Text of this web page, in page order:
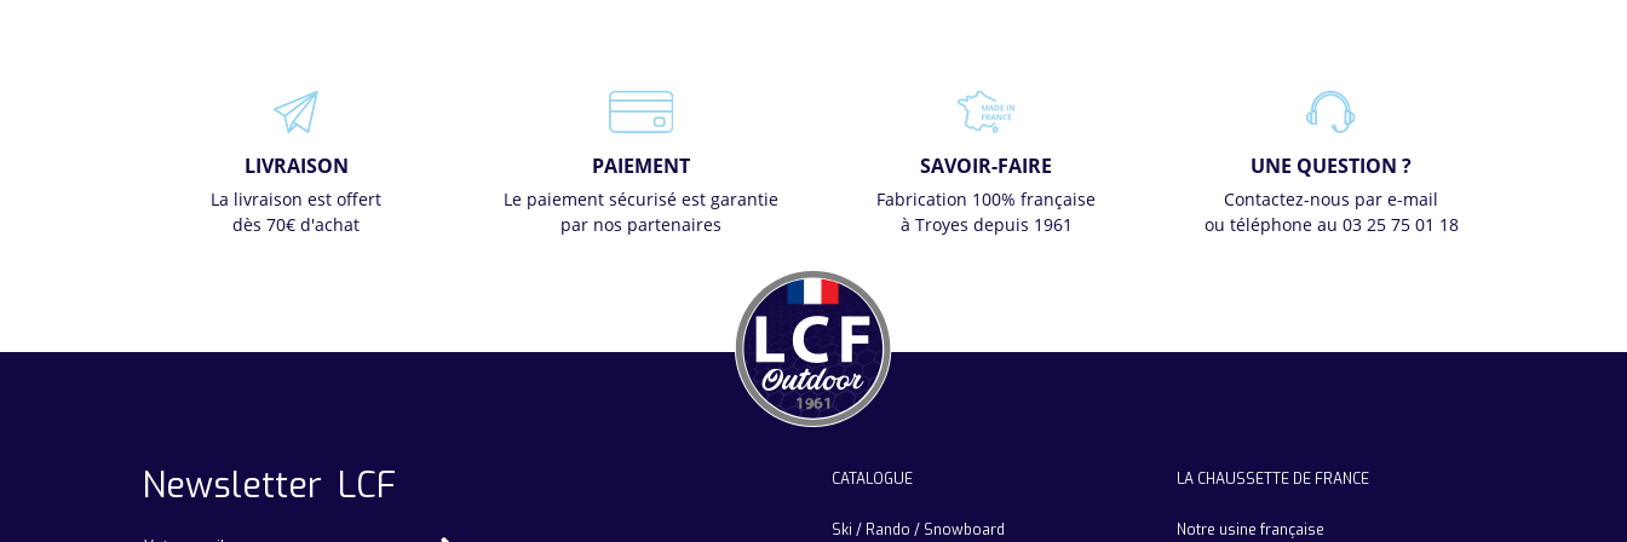
LIVRAISON
La livraison est offert
dès 70€ d'achat
PAIEMENT
Le paiement sécurisé est garantie
par nos partenaires
SAVOIR-FAIRE
Fabrication 100% française
à Troyes depuis 1961
UNE QUESTION ?
Contactez-nous par e-mail
ou téléphone au 03 25 75 01 18
Newsletter LCF CATALOGUE
Ski / Rando / Snowboard
LA CHAUSSETTE DE FRANCE
Notre usine française